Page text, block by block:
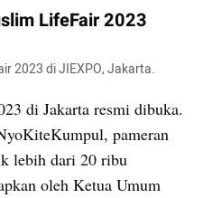
LifeFair 2023
2023 di JIEXPO, Jakarta.
di Jakarta resmi dibuka.
pameran
lebih dari 20 ribu
oleh Ketua Umum